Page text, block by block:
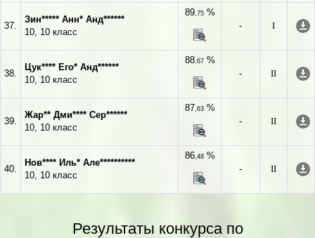
37.
Зин***** Анн* Анд******
10, 10 класс
89,75%
-
I
38.
Цук**** Его* Анд******
10, 10 класс
88,67%
-
II
39.
Жар** Дми**** Сер******
10, 10 класс
87,63%
-
II
40.
Нов**** Иль* Але**********
10, 10 класс
86,48%
-
II
Результаты конкурса по